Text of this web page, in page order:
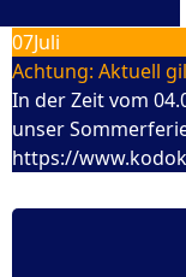
07Juli
Achtung: Aktuell
In der Zeit vom
unser
https://